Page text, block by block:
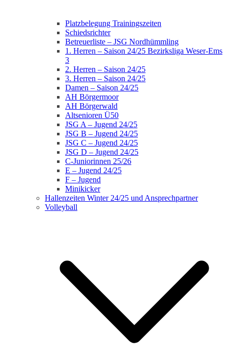
Platzbelegung Trainingszeiten
Schiedsrichter
Betreuerliste – JSG Nordhümmling
1. Herren – Saison 24/25 Bezirksliga Weser-Ems
3
2. Herren – Saison 24/25
3. Herren – Saison 24/25
Damen – Saison 24/25
AH Börgermoor
AH Börgerwald
Altsenioren Ü50
JSG A – Jugend 24/25
JSG B – Jugend 24/25
JSG C – Jugend 24/25
JSG D – Jugend 24/25
C-Juniorinnen 25/26
E – Jugend 24/25
F – Jugend
Minikicker
Hallenzeiten Winter 24/25 und Ansprechpartner
Volleyball